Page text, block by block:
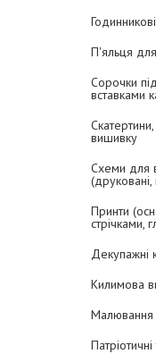
П'яльця
Сорочки
вставками
вишивку
Схеми для
(друковані,
Принти
стрічками,
Декупажні
Килимова
Малювання